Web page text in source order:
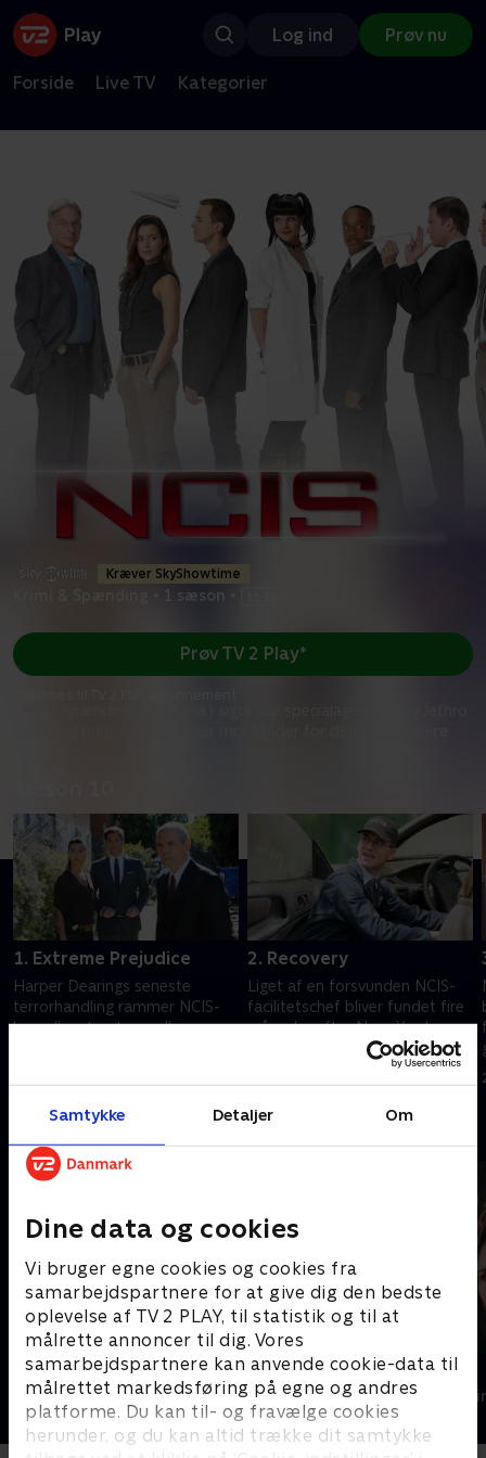
Samtykke Detaljer Om
Dine data og cookies
Vi bruger egne cookies og cookies fra
samarbejdspartnere for at give dig den bedste
oplevelse af TV 2 PLAY, til statistik og til at
målrette annoncer til dig. Vores
samarbejdspartnere kan anvende cookie-data til
målrettet markedsføring på egne og andres
platforme. Du kan til- og fravælge cookies
herunder, og du kan altid trække dit samtykke
Log ind Prøv nu
Forside Live TV Kategorier
Kræver SkyShowtime
1 sæson
Prøv TV 2 Play*
1. Extreme Prejudice
Harper Dearings seneste
terrorhandling rammer NCIS-
hovedkvarteret og udløser en
2. Recovery
Liget af en forsvunden NCIS-
facilitetschef bliver fundet fire
måneder efter Navy Yard-
angrebet, og teamet må
efterforske sagen, der
involverer en af deres egne.
Andre så også
En sag for frøken Scarlet
Krimi & Spænding • 2 sæsoner
Top Dog
Krimi &